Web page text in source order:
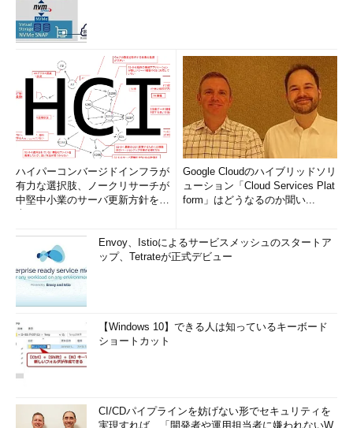
ハイパーコンバージドインフラが
有力な選択肢、ノークリサーチが
中堅中小業のサーバ更新方針を調
Google Cloudのハイブリッドソリ
ューション「Cloud Services Plat
form」はどうなるのか聞い...
Envoy、Istioによるサービスメッシュのスタートア
ップ、Tetrateが正式デビュー
【Windows 10】できる人は知っているキーボード
ショートカット
CI/CDパイプラインを妨げない形でセキュリティを
実現すれば、「開発者や運用担当者に嫌われないW